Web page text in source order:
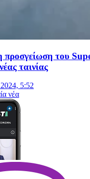
προσγείωση του
ταινίας
5:52
νέα